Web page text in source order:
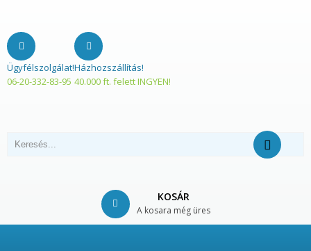
Ügyfélszolgálat!
06-20-332-83-95
Házhozszállítás!
40.000 ft. felett INGYEN!
KOSÁR
A kosara még üres